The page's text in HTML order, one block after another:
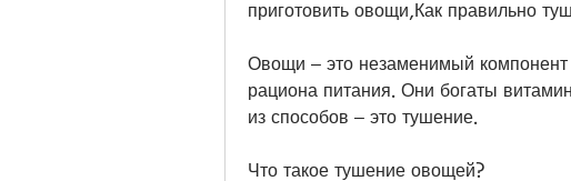
приготовить овощи,Как правильно
Овощи – это незаменимый компонент
рациона питания. Они богаты
из способов – это тушение.
Что такое тушение овощей?